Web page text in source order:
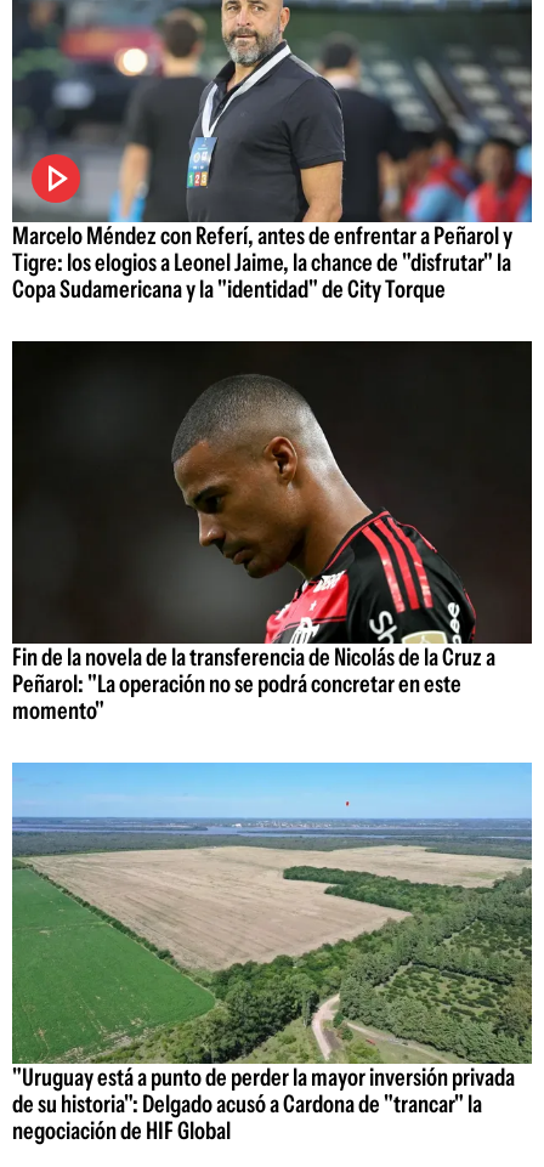
Marcelo Méndez con Referí, antes de enfrentar a Peñarol y
Tigre: los elogios a Leonel Jaime, la chance de "disfrutar" la
Copa Sudamericana y la "identidad" de City Torque
Fin de la novela de la transferencia de Nicolás de la Cruz a
Peñarol: "La operación no se podrá concretar en este
momento"
"Uruguay está a punto de perder la mayor inversión privada
de su historia": Delgado acusó a Cardona de "trancar" la
negociación de HIF Global